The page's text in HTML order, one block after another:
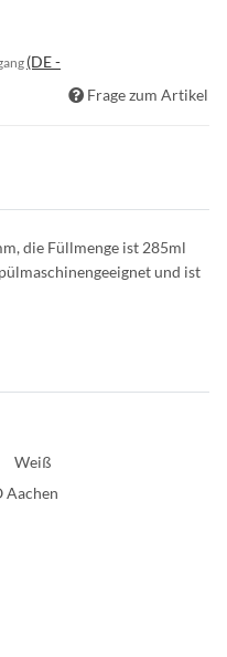
(DE -
Frage zum Artikel
die Füllmenge ist 285ml
und ist
Weiß
Aachen